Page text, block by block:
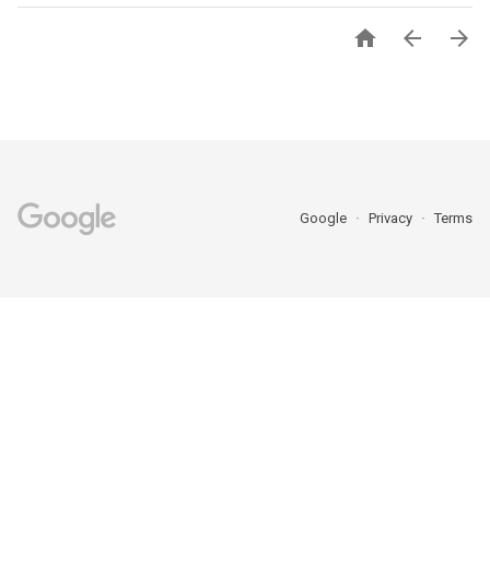
  
Google Privacy Terms